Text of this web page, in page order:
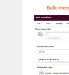
您可